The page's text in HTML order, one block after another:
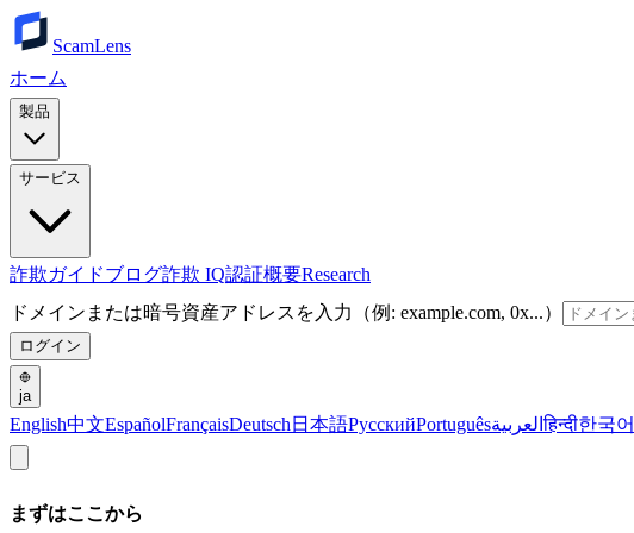
ScamLens
ホーム
製品
サービス
詐欺ガイドブログ詐欺 IQ認証概要Research
ドメインまたは暗号資産アドレスを入力（例: example.com, 0x...）
ログイン
ja
English中文EspañolFrançaisDeutsch 日本語РусскийPortuguêsالعربيةहिन्दी한국어
まずはここから